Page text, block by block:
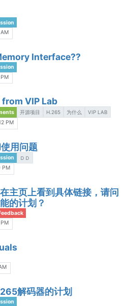
Interface??
from VIP Lab
开源项目 H.265 为什么 VIP LAB
PM
用问题
ＤＤ
PM
主页上看到具体链接，请问
的计划？
解码器的计划